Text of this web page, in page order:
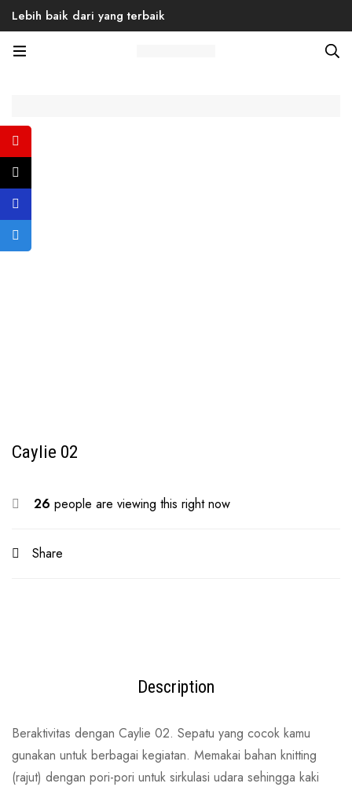
Lebih baik dari yang terbaik
Caylie 02
26 people are viewing this right now
Share
Description
Beraktivitas dengan Caylie 02. Sepatu yang cocok kamu
gunakan untuk berbagai kegiatan. Memakai bahan knitting
(rajut) dengan pori-pori untuk sirkulasi udara sehingga kaki